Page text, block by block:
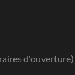
d'ouverture)